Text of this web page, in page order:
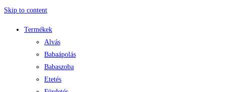
Skip to content
Termékek
Alvás
Babaápolás
Babaszoba
Etetés